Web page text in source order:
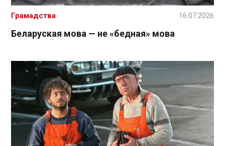
Беларуская мова — не «бедная» мова
Грамадства 16.07.2026